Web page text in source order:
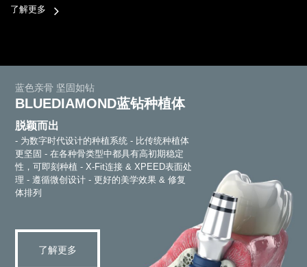
了解更多
蓝色亲骨 坚固如钻
BLUEDIAMOND蓝钻种植体
脱颖而出
- 为数字时代设计的种植系统 - 比传统种植体
更坚固 - 在各种骨类型中都具有高初期稳定
性，可即刻种植 - X-Fit连接 & XPEED表面处
理 - 遵循微创设计 - 更好的美学效果 & 修复
体排列
了解更多